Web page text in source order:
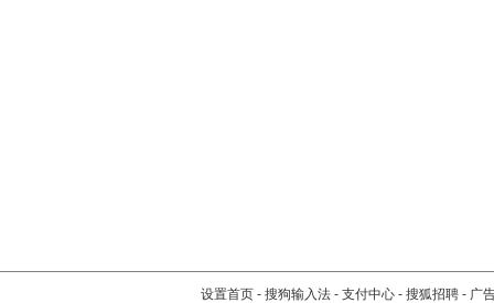
设置首页 - 搜狗输入法 - 支付中心 - 搜狐招聘 - 广